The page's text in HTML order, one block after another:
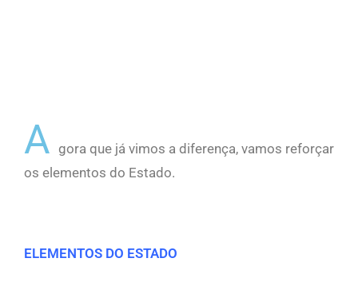
A gora que já vimos a diferença, vamos reforçar
os elementos do Estado.
ELEMENTOS DO ESTADO